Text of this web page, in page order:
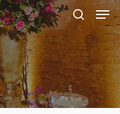
search
Menu
Close
Filters
Menu